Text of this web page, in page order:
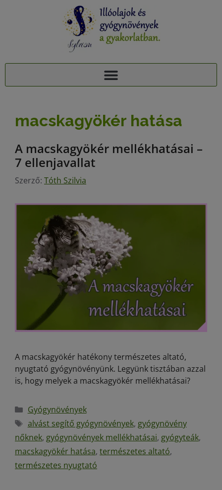
macskagyökér hatása
A macskagyökér mellékhatásai –
7 ellenjavallat
Szerző: Tóth Szilvia
A macskagyökér hatékony természetes altató,
nyugtató gyógynövényünk. Legyünk tisztában azzal
is, hogy melyek a macskagyökér mellékhatásai?
Gyógynövények
alvást segítő gyógynövények, gyógynövény
nőknek, gyógynövények mellékhatásai, gyógyteák,
macskagyökér hatása, természetes altató,
természetes nyugtató